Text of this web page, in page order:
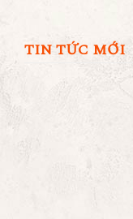
TIN TỨC MỚI